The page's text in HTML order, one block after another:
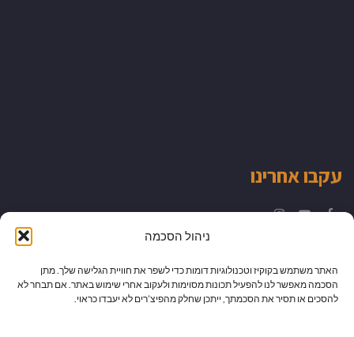
ניהול הסכמה
האתר משתמש בקוקיז וטכנולוגיות דומות כדי לשפר את חוויית הגלישה שלך. מתן
הסכמה מאפשר לנו להפעיל תכונות מסוימות ולעקוב אחרי שימוש באתר. אם תבחר לא
להסכים או תסיר את הסכמתך, ייתכן שחלק מהפיצ’רים לא יעבדו כראוי.
עקבו אחרינו